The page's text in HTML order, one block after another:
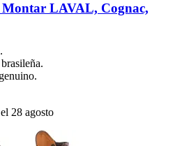
Montar LAVAL, Cognac,
28 agosto